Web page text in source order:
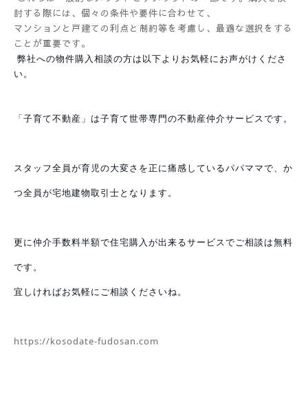
討する際には、個々の条件や要件に合わせて、
マンションと戸建ての利点と制約等を考慮し、最適な選択をする
ことが重要です。
弊社への物件購入相談の方は以下よりお気軽にお声がけくださ
い。
「子育て不動産」は子育て世帯専門の不動産仲介サービスです。
スタッフ全員が育児の大変さを正に痛感しているパパママで、か
つ全員が宅地建物取引士となります。
更に仲介手数料半額で住宅購入が出来るサービスでご相談は無料
です。
宜しければお気軽にご相談くださいね。
https://kosodate-fudosan.com